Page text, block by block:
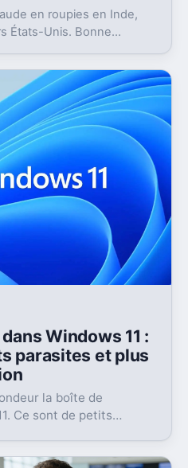
en roupies en Inde,
États-Unis. Bonne
Windows 11 :
parasites et plus
la boîte de
Ce sont de petits